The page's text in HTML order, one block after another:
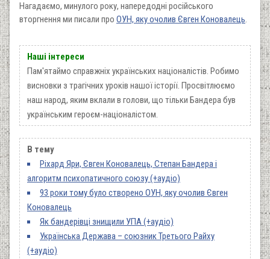
Нагадаємо, минулого року, напередодні російського
вторгнення ми писали про ОУН, яку очолив Євген Коновалець.
Наші інтереси
Пам'ятаймо справжніх українських націоналістів. Робимо
висновки з трагічних уроків нашої історії. Просвітлюємо
наш народ, яким вклали в голови, що тільки Бандера був
українським героєм-націоналістом.
В тему
Ріхард Яри, Євген Коновалець, Степан Бандера і
алгоритм психопатичного союзу (+аудіо)
93 роки тому було створено ОУН, яку очолив Євген
Коновалець
Як бандерівці знищили УПА (+аудіо)
Українська Держава – союзник Третього Райху
(+аудіо)